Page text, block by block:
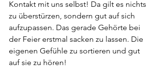
Kontakt mit uns selbst! Da gilt es nichts
zu überstürzen, sondern gut auf sich
aufzupassen. Das gerade Gehörte bei
der Feier erstmal sacken zu lassen. Die
eigenen Gefühle zu sortieren und gut
auf sie zu hören!